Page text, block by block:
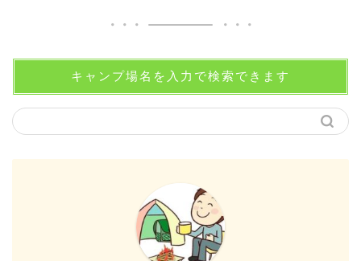
キャンプ場名を入力で検索できます